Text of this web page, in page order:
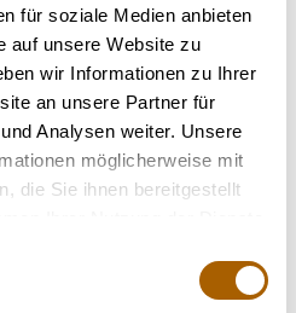
für soziale Medien anbieten
auf unsere Website zu
wir Informationen zu Ihrer
an unsere Partner für
Analysen weiter. Unsere
möglicherweise mit
die Sie ihnen bereitgestellt
Beta-Caryophyllen, Beta-
Nicht verfügbar